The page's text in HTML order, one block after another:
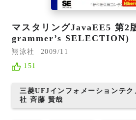
マスタリングJavaEE5 第2
grammer’s SELECTION)
翔泳社
2009/11
151
三菱UFJインフォメーションテク
社 斉藤 賢哉